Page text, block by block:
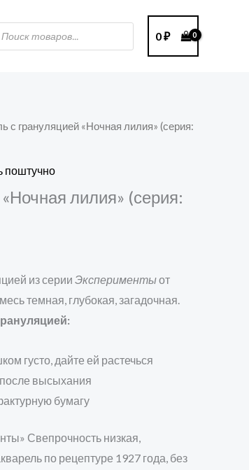
0₽
с грануляцией «Ночная лилия» (серия:
поштучно
лилия» (серия:
из серии Экспериментыот
темная, глубокая, загадочная.
густо, дайте ей растечься
высыхания
бумагу
Свепрочность низкая,
по рецептуре 1927 года, без